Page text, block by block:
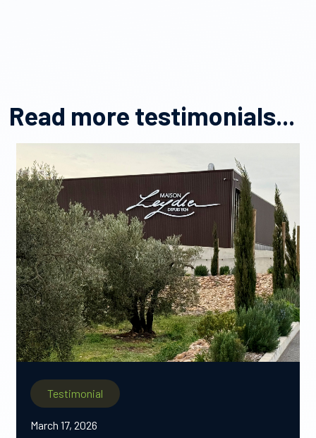
Read more testimonials...
Testimonial
March 17, 2026